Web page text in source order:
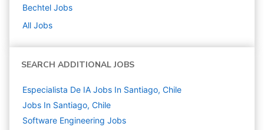
Bechtel Jobs
All Jobs
SEARCH ADDITIONAL JOBS
Especialista De IA Jobs In Santiago, Chile
Jobs In Santiago, Chile
Software Engineering Jobs